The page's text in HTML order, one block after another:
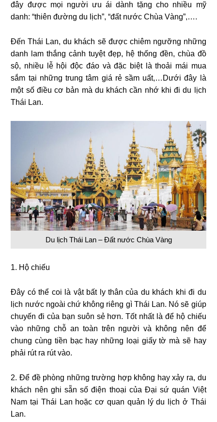
đây được mọi người ưu ái dành tặng cho nhiều mỹ
danh: “thiên đường du lịch”, “đất nước Chùa Vàng”,….
Đến Thái Lan, du khách sẽ được chiêm ngưỡng những
danh lam thắng cảnh tuyệt đẹp, hệ thống đền, chùa đồ
sộ, nhiều lễ hội độc đáo và đặc biệt là thoải mái mua
sắm tại những trung tâm giá rẻ sầm uất,…Dưới đây là
một số điều cơ bản mà du khách cần nhớ khi đi du lịch
Thái Lan.
Du lịch Thái Lan – Đất nước Chùa Vàng
1. Hộ chiếu
Đây có thể coi là vật bất ly thân của du khách khi đi du
lịch nước ngoài chứ không riêng gì Thái Lan. Nó sẽ giúp
chuyến đi của bạn suôn sẻ hơn. Tốt nhất là để hộ chiếu
vào những chỗ an toàn trên người và không nên để
chung cùng tiền bạc hay những loại giấy tờ mà sẽ hay
phải rút ra rút vào.
2. Để đề phòng những trường hợp không hay xảy ra, du
khách nên ghi sẵn số điện thoại của Đại sứ quán Việt
Nam tại Thái Lan hoặc cơ quan quản lý du lịch ở Thái
Lan.